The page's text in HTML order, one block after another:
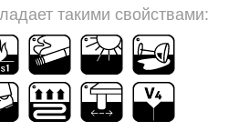
такими свойствами: